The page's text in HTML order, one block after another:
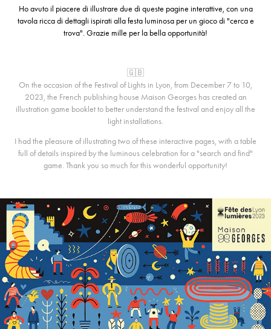
Ho avuto il piacere di illustrare due di queste pagine interattive, con una
tavola ricca di dettagli ispirati alla festa luminosa per un gioco di "cerca e
trova". Grazie mille per la bella opportunità!
🇬🇧
On the occasion of the Festival of Lights in Lyon, from December 7 to 10,
2023, the French publishing house Maison Georges has created an
illustration game booklet to better understand the festival and enjoy all the
light installations.
I had the pleasure of illustrating two of these interactive pages, with a table
full of details inspired by the luminous celebration for a "search and find"
game. Thank you so much for this wonderful opportunity!